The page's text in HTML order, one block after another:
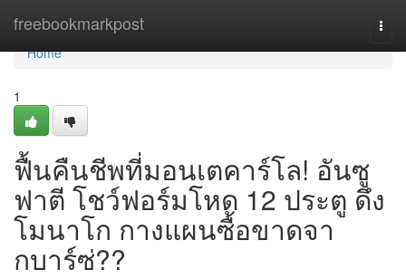
freebookmarkpost
Home
Home
1
ฟื้นคืนชีพที่มอนเตคาร์โล! อันซู
ฟาตี โชว์ฟอร์มโหด 12 ประตู ดึง
โมนาโก กางแผนซื้อขาดจา
กบาร์ซ่??